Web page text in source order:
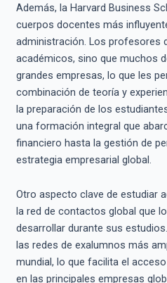
Además, la Harvard Business
cuerpos docentes más
administración. Los profesores
académicos, sino que muchos
grandes empresas, lo que les
combinación de teoría y
la preparación de los
una formación integral que
financiero hasta la gestión de
estrategia empresarial global.
Otro aspecto clave de estudiar
la red de contactos global que
desarrollar durante sus
las redes de exalumnos más
mundial, lo que facilita el
en las principales empresas